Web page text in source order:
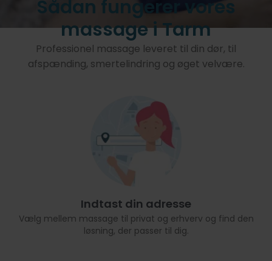
Sådan fungerer vores
massage i Tarm
Professionel massage leveret til din dør, til
afspænding, smertelindring og øget velvære.
Indtast din adresse
Vælg mellem massage til privat og erhverv og find den
løsning, der passer til dig.